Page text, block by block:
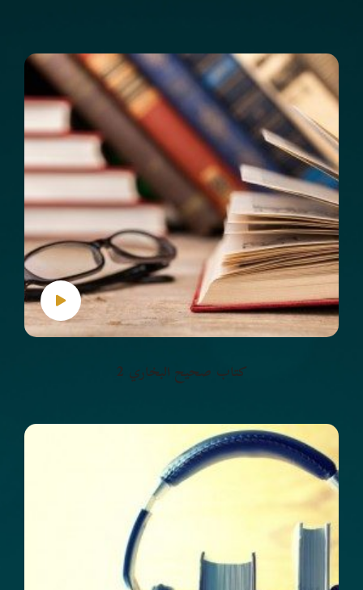
كتاب صحيح البخاري 2